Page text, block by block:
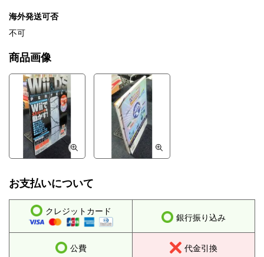
海外発送可否
不可
商品画像
お支払いについて
クレジットカード
銀行振り込み
公費 代金引換